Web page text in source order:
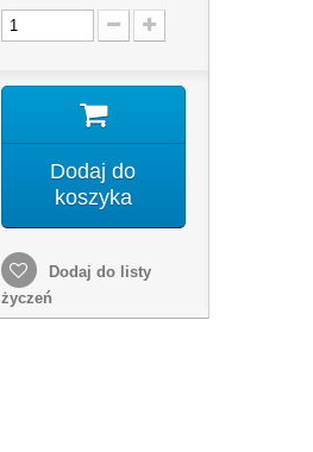
Dodaj do
koszyka
Dodaj do listy
życzeń